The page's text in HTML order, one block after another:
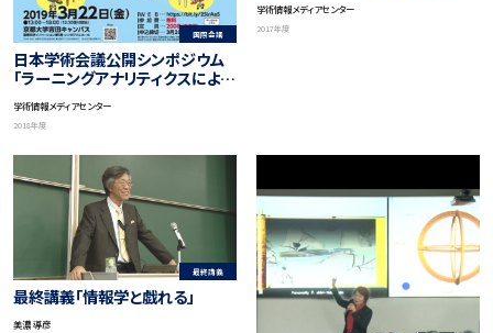
国際会議
日本学術会議公開シンポジウム
「ラーニングアナリティクスによる
エビデンスに基づく教育に関する
国際シンポジウム」
学術情報メディアセンター
2018年度
～
学術情報メディアセンター
2017年度
最終講義
最終講義「情報学と戯れる」
美濃 導彦